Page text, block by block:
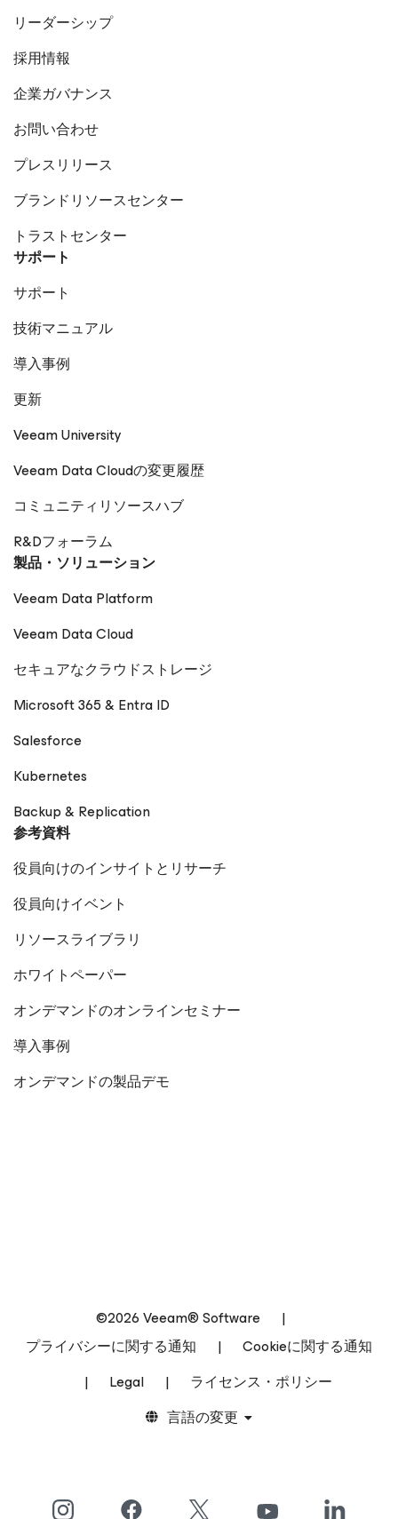
リーダーシップ
採用情報
企業ガバナンス
お問い合わせ
プレスリリース
ブランドリソースセンター
トラストセンター
サポート
サポート
技術マニュアル
導入事例
更新
Veeam University
Veeam Data Cloudの変更履歴
コミュニティリソースハブ
R&Dフォーラム
製品・ソリューション
Veeam Data Platform
Veeam Data Cloud
セキュアなクラウドストレージ
Microsoft 365 & Entra ID
Salesforce
Kubernetes
Backup & Replication
参考資料
役員向けのインサイトとリサーチ
役員向けイベント
リソースライブラリ
ホワイトペーパー
オンデマンドのオンラインセミナー
導入事例
オンデマンドの製品デモ
©2026 Veeam® Software
|
プライバシーに関する通知
|
Cookieに関する通知
|
Legal |
ライセンス・ポリシー
言語の変更